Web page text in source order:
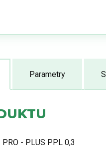
Parametry
- PLUS PPL 0,3